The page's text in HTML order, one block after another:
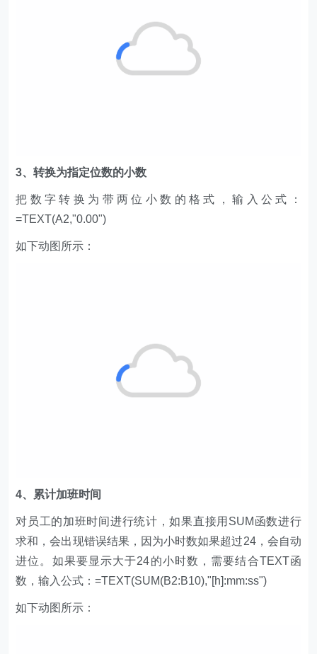
3、转换为指定位数的小数
把数字转换为带两位小数的格式，输入公式：
=TEXT(A2,"0.00")
如下动图所示：
4、累计加班时间
对员工的加班时间进行统计，如果直接用SUM函数进行
求和，会出现错误结果，因为小时数如果超过24，会自动
进位。如果要显示大于24的小时数，需要结合TEXT函
数，输入公式：=TEXT(SUM(B2:B10),"[h]:mm:ss")
如下动图所示：